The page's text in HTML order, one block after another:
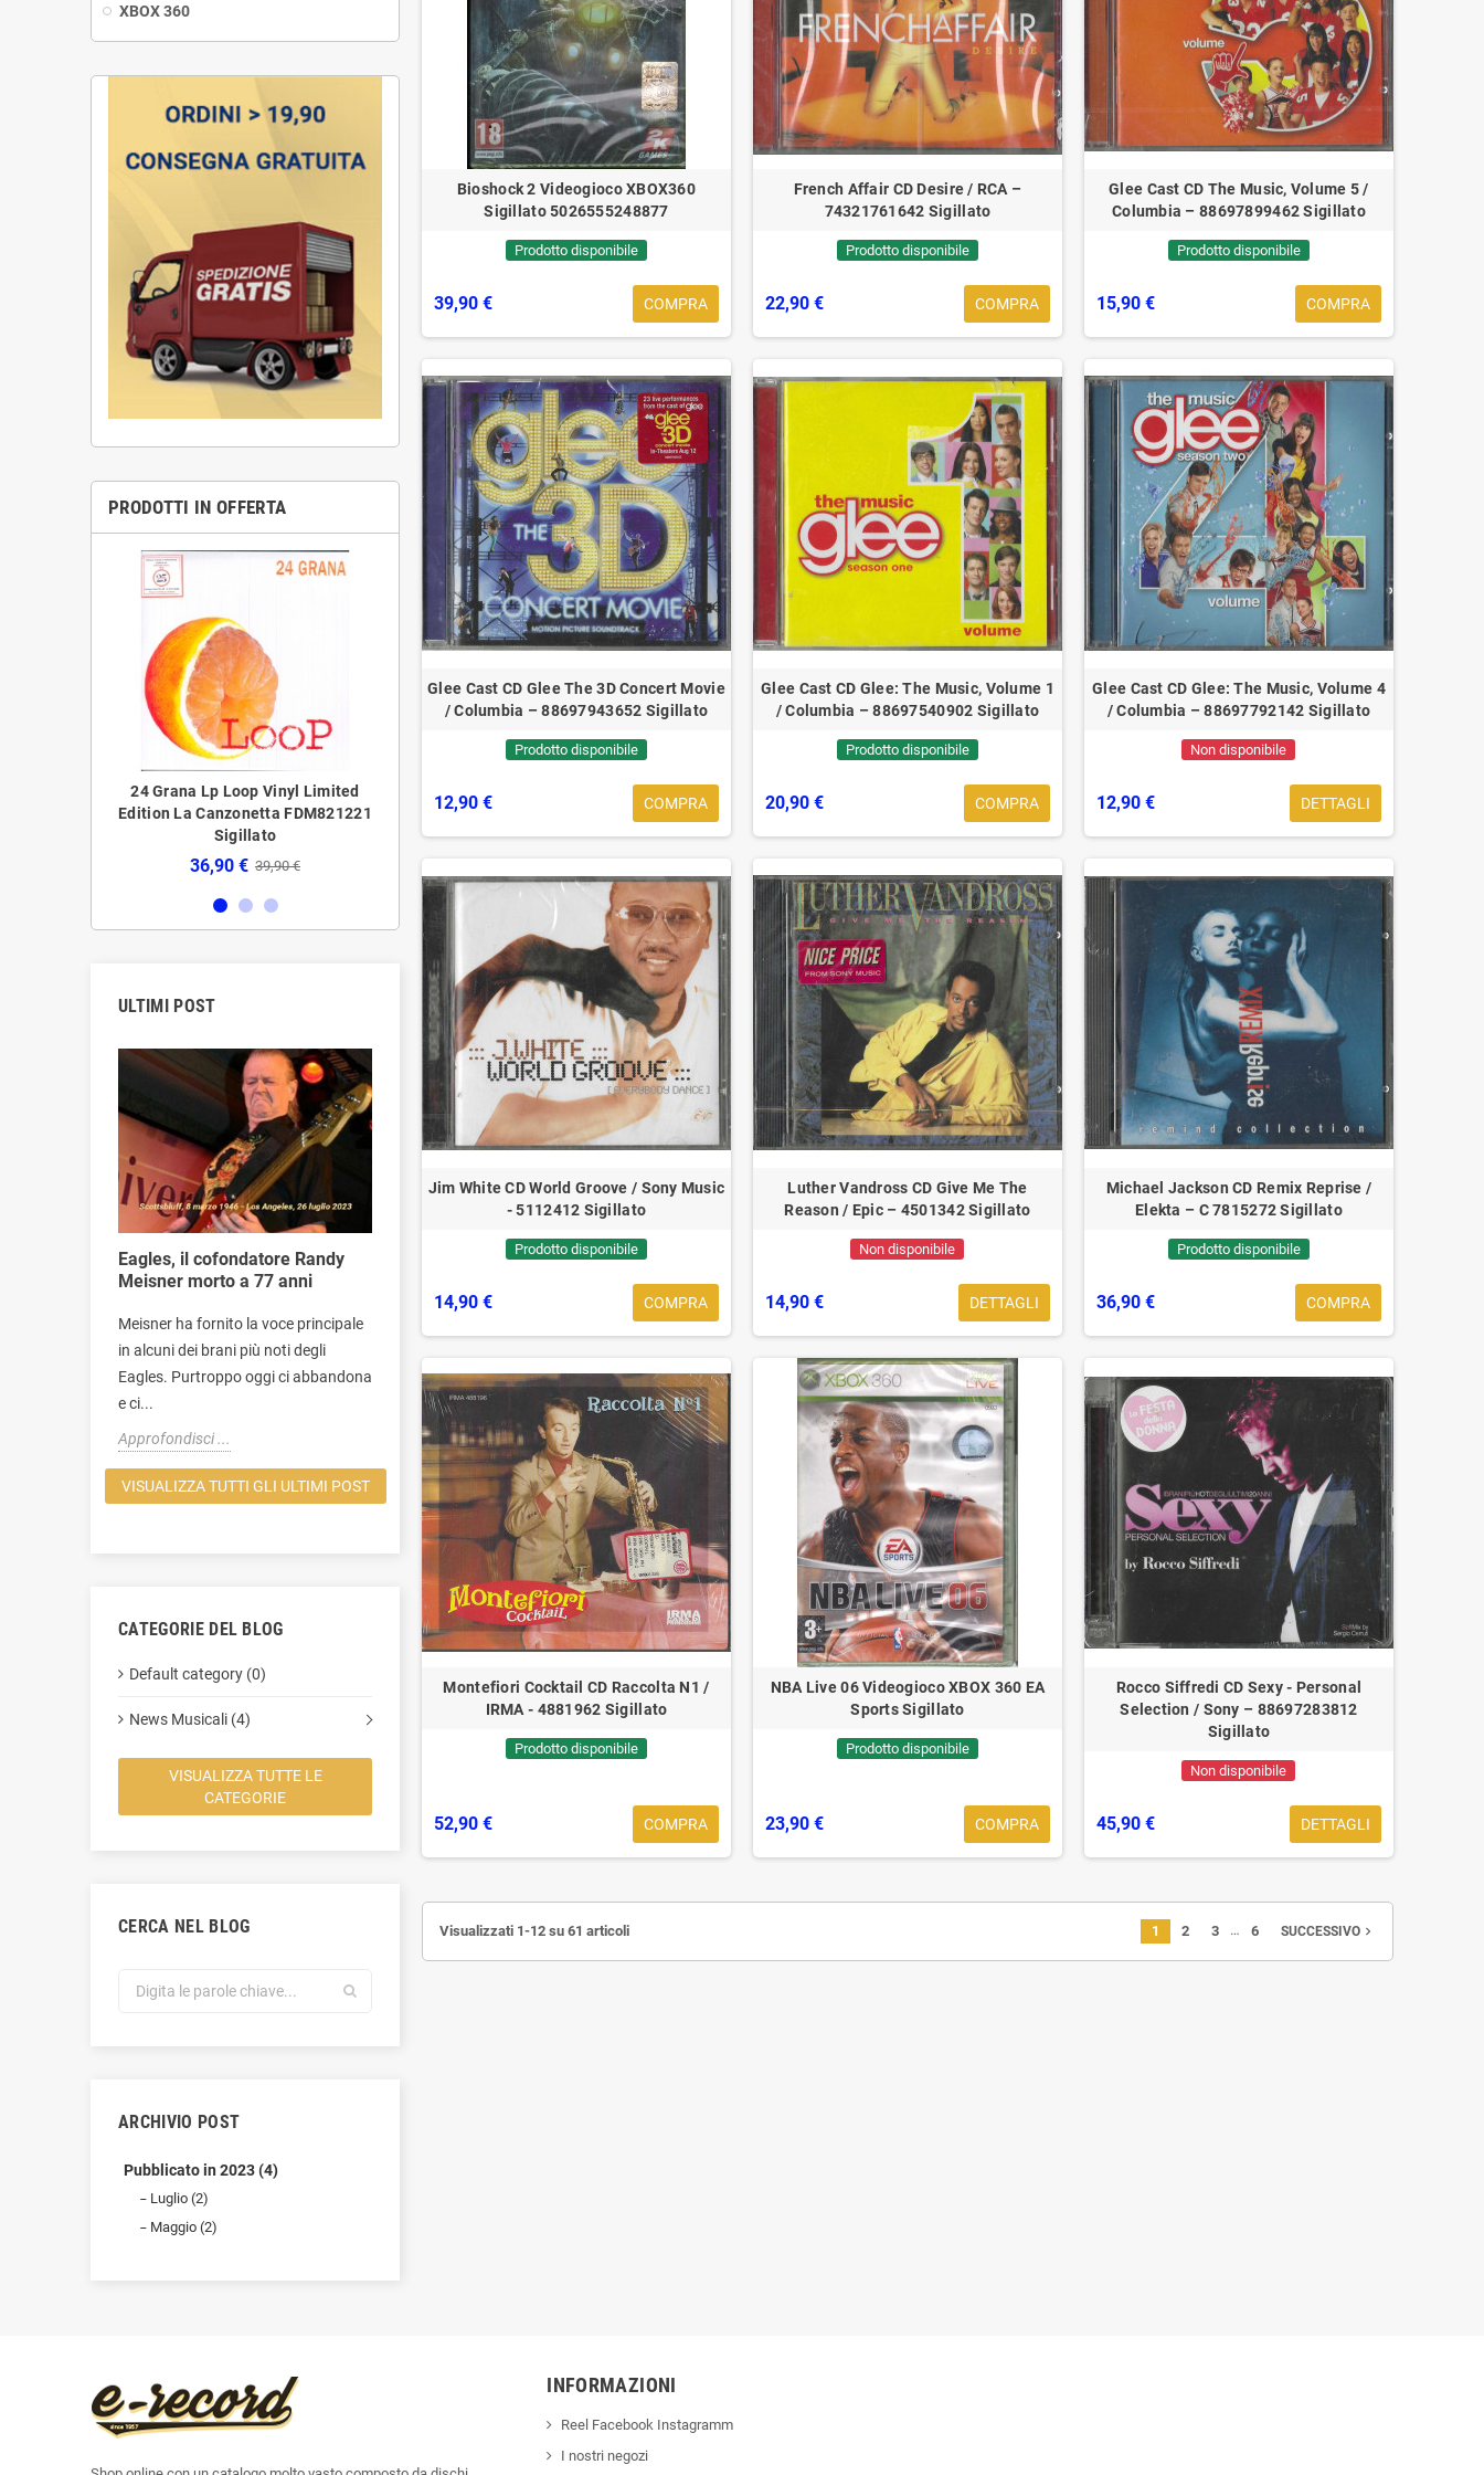
XBOX 360
PRODOTTI IN OFFERTA
24 Grana ‎‎‎Lp Loop Vinyl Limited
Edition La Canzonetta FDM821221
‎Sigillato
36,90 € 39,90 €
24 Grana ‎‎‎Lp Underpop Vinyl Limited
Edition ‎Sigillato
56,90 €
Francesco Di Bella LP Vinile 'O
Diavolo / Limited Edition Canzonetta
‎Sigillato
24 Grana ‎‎‎Lp Loop Vinyl Limited
Edition La Canzonetta FDM821221
‎Sigillato
ULTIMI POST
Eagles, il cofondatore Randy
Meisner morto a 77 anni
Meisner ha fornito la voce principale
in alcuni dei brani più noti degli
Eagles. Purtroppo oggi ci abbandona
e ci...
Approfondisci ...
Addio alla ribelle del rock:
O'Connor, influente cantautrice
irlandese...
Approfondisci ...
Addio alla Regina del Rock Tina
Turner
Sotto il peso di una triste notizia, il
scomparsa di una delle icone più
influenti e...
Approfondisci ...
Artisti musicali passati a
migliore vita
Questa sezione è dedicata ai
sventuratamente ci hanno lasciato,
ma il cui impatto e la cui...
Approfondisci ...
Eagles, il cofondatore
Meisner morto a 77 anni
Meisner ha fornito la voce
Eagles. Purtroppo oggi ci
e ci...
Approfondisci ...
VISUALIZZA TUTTI GLI ULTIMI POST
CATEGORIE DEL BLOG
Default category (0)
News Musicali (4)
VISUALIZZA TUTTE LE
CATEGORIE
CERCA NEL BLOG
ARCHIVIO POST
Pubblicato in 2023 (4)
Luglio (2)
Maggio (2)
Bioshock 2 Videogioco XBOX360
Sigillato 5026555248877
Prodotto disponibile
39,90 € COMPRA
French Affair CD Desire / RCA –
74321761642 Sigillato
Prodotto disponibile
22,90 € COMPRA
Glee Cast CD The Music, Volume 5 /
Columbia – 88697899462 Sigillato
Prodotto disponibile
15,90 € COMPRA
Glee Cast CD Glee The 3D Concert Movie
/ Columbia – 88697943652 Sigillato
Prodotto disponibile
12,90 € COMPRA
Glee Cast CD Glee: The Music, Volume 1
/ Columbia – 88697540902 Sigillato
Prodotto disponibile
20,90 € COMPRA
Glee Cast CD Glee: The Music, Volume 4
/ Columbia – 88697792142 Sigillato
Non disponibile
12,90 € DETTAGLI
Jim White CD World Groove / Sony Music
- 5112412 Sigillato
Prodotto disponibile
14,90 € COMPRA
Luther Vandross CD Give Me The
Reason / Epic – 4501342 Sigillato
Non disponibile
14,90 € DETTAGLI
Michael Jackson CD Remix Reprise /
Elekta – C 7815272 Sigillato
Prodotto disponibile
36,90 € COMPRA
Montefiori Cocktail CD Raccolta N1 /
IRMA - 4881962 Sigillato
Prodotto disponibile
52,90 € COMPRA
NBA Live 06 Videogioco XBOX 360 EA
Sports Sigillato
Prodotto disponibile
23,90 € COMPRA
Rocco Siffredi CD Sexy - Personal
Selection / Sony – 88697283812
Sigillato
Non disponibile
45,90 € DETTAGLI
Visualizzati 1-12 su 61 articoli 1 2 3 … 6 SUCCESSIVOnavigate_next
INFORMAZIONI
Reel Facebook Instagramm
I nostri negozi